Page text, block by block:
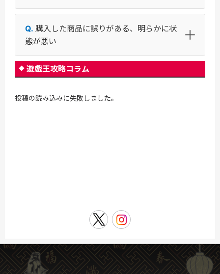
購入した商品に誤りがある、明らかに状
態が悪い
遊戯王攻略コラム
投稿の読み込みに失敗しました。